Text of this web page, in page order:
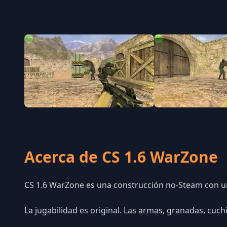
Acerca de CS 1.6 WarZone
CS 1.6 WarZone es una construcción no-Steam
La jugabilidad es original. Las armas, granadas,